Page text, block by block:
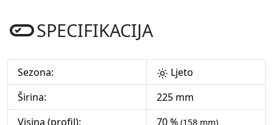
SPECIFIKACIJA
Sezona:
Ljeto
Širina:
225 mm
Visina (profil):
70 % (158 mm)